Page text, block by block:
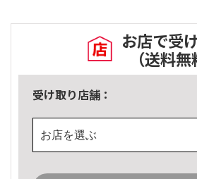
お店で受
（送料無
受け取り店舗：
お店を選ぶ